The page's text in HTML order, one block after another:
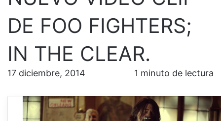
DE FOO FIGHTERS;
IN THE CLEAR.
17 diciembre, 2014 1 minuto de lectura